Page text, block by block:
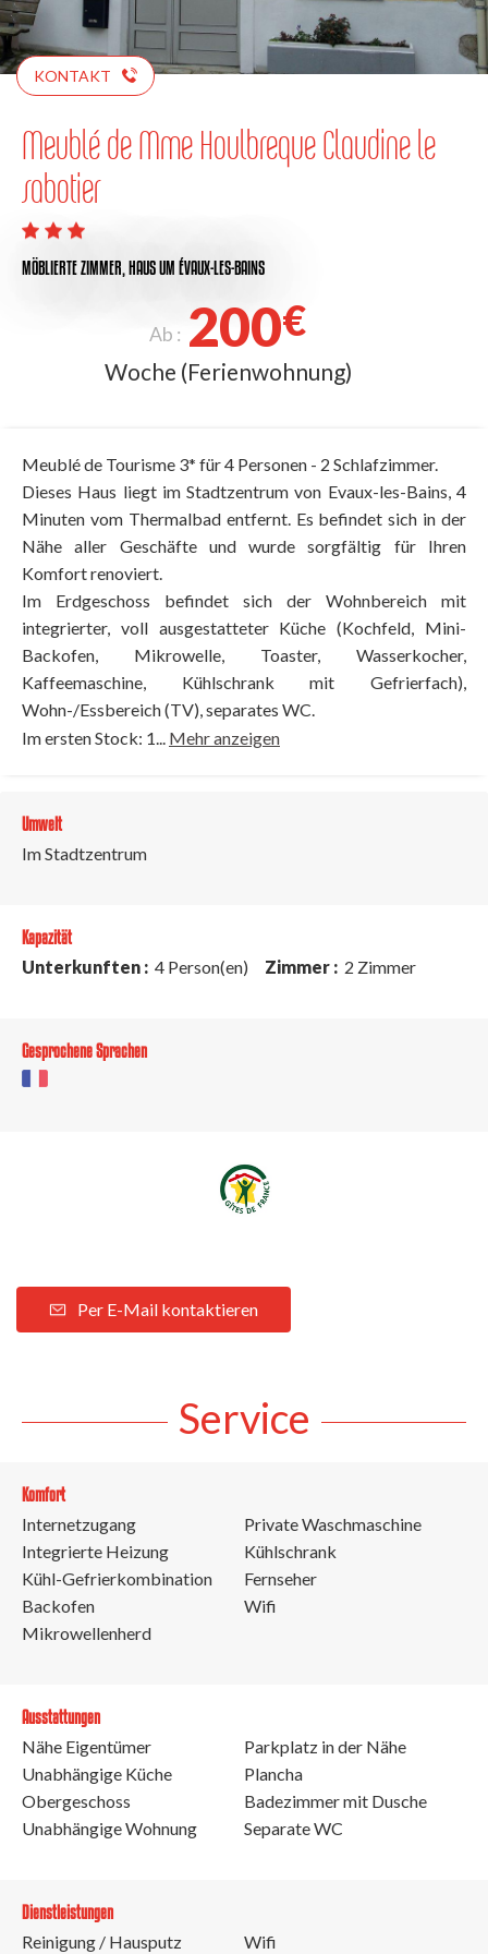
KONTAKT
Meublé de Mme Houlbreque Claudine le
sabotier
MÖBLIERTE ZIMMER, HAUSUM ÉVAUX-LES-BAINS
Ab : 200€
Woche (Ferienwohnung)
Meublé de Tourisme 3* für 4 Personen - 2 Schlafzimmer.
Dieses Haus liegt im Stadtzentrum von Evaux-les-Bains, 4
Minuten vom Thermalbad entfernt. Es befindet sich in der
Nähe aller Geschäfte und wurde sorgfältig für Ihren
Komfort renoviert.
Im Erdgeschoss befindet sich der Wohnbereich mit
integrierter, voll ausgestatteter Küche (Kochfeld, Mini-
Backofen, Mikrowelle, Toaster, Wasserkocher,
Kaffeemaschine, Kühlschrank mit Gefrierfach),
Wohn-/Essbereich (TV), separates WC.
Im ersten Stock: 1... Mehr anzeigen
Umwelt
Im Stadtzentrum
Kapazität
Unterkunften : 4 Person(en) Zimmer : 2 Zimmer
Gesprochene Sprachen
Per E-Mail kontaktieren
Service
Komfort
Internetzugang
Integrierte Heizung
Kühl-Gefrierkombination
Backofen
Mikrowellenherd
Private Waschmaschine
Kühlschrank
Fernseher
Wifi
Ausstattungen
Nähe Eigentümer
Unabhängige Küche
Obergeschoss
Unabhängige Wohnung
Parkplatz in der Nähe
Plancha
Badezimmer mit Dusche
Separate WC
Dienstleistungen
Reinigung / Hausputz
Wifi